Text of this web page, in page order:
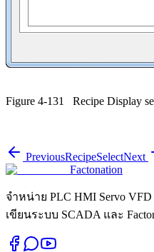
Figure 4-131 Recipe Display
PreviousRecipeSelectNext
Factonation
จำหน่าย PLC HMI Servo
เขียนระบบ SCADA และ